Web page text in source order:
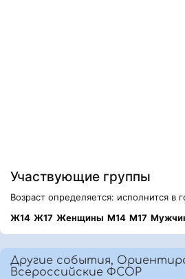
Участвующие группы
Возраст определяется: исполнится в
Ж14 Ж17 Женщины М14 М17
Другие события,
Всероссийские ФСОР